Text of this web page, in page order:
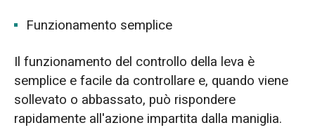
Funzionamento semplice
Il funzionamento del controllo della leva è
semplice e facile da controllare e, quando viene
sollevato o abbassato, può rispondere
rapidamente all'azione impartita dalla maniglia.